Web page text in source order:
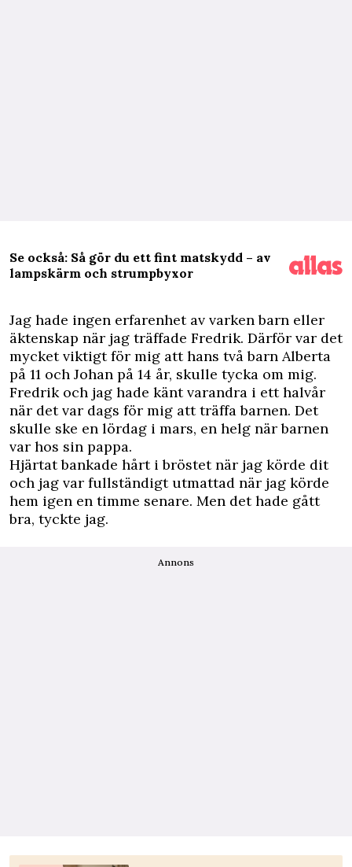
Se också: Så gör du ett fint matskydd – av
lampskärm och strumpbyxor
Jag hade ingen erfarenhet av varken barn eller
äktenskap när jag träffade Fredrik. Därför var det
mycket viktigt för mig att hans två barn Alberta
på 11 och Johan på 14 år, skulle tycka om mig.
Fredrik och jag hade känt varandra i ett halvår
när det var dags för mig att träffa barnen. Det
skulle ske en lördag i mars, en helg när barnen
var hos sin pappa.
Hjärtat bankade hårt i bröstet när jag körde dit
och jag var fullständigt utmattad när jag körde
hem igen en timme senare. Men det hade gått
bra, tyckte jag.
Annons